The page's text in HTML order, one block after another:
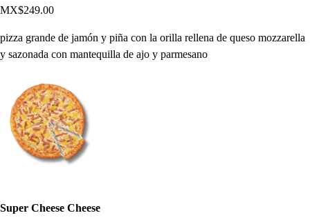
MX$249.00
pizza grande de jamón y piña con la orilla rellena de queso mozzarella
y sazonada con mantequilla de ajo y parmesano
Super Cheese Cheese